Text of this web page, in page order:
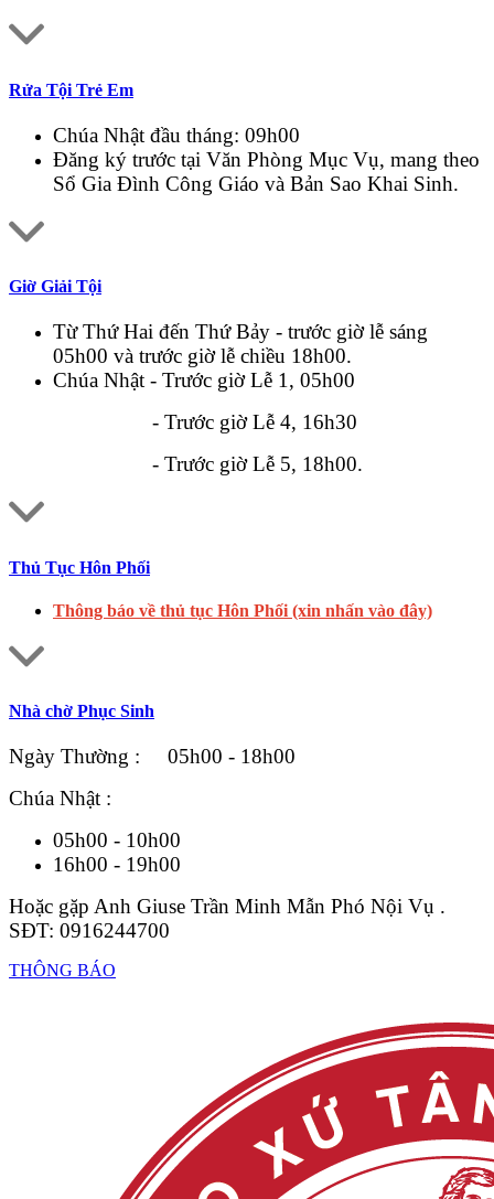
Rửa Tội Trẻ Em
Chúa Nhật đầu tháng: 09h00
Đăng ký trước tại Văn Phòng Mục Vụ, mang theo
Sổ Gia Đình Công Giáo và Bản Sao Khai Sinh.
Giờ Giải Tội
Từ Thứ Hai đến Thứ Bảy - trước giờ lễ sáng
05h00 và trước giờ lễ chiều 18h00.
Chúa Nhật - Trước giờ Lễ 1, 05h00
- Trước giờ Lễ 4, 16h30
- Trước giờ Lễ 5, 18h00.
Thủ Tục Hôn Phối
Thông báo về thủ tục Hôn Phối (xin nhấn vào đây)
Nhà chờ Phục Sinh
Ngày Thường : 05h00 - 18h00
Chúa Nhật :
05h00 - 10h00
16h00 - 19h00
Hoặc gặp Anh Giuse Trần Minh Mẫn Phó Nội Vụ .
SĐT: 0916244700
THÔNG BÁO